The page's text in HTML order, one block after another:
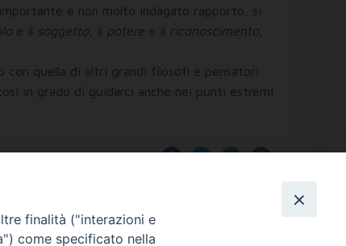
e non molto indagato rapporto, si
e il soggetto , il potere e il riconoscimento
con quella di altri grandi filosofi e pensatori
in grado di guidarci anche nei punti estremi
finalità ("interazioni e
come specificato nella